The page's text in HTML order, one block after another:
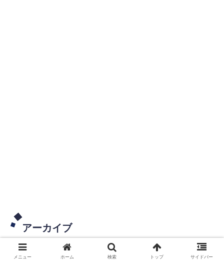
アーカイブ
メニュー ホーム 検索 トップ サイドバー